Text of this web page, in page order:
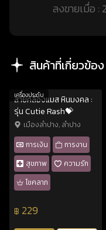
ลงขายเมื่อ
สินค้าที่เกี่ยวข้อง
เครื่องประดับ
สายคล้องแมส หินมงคล :
รุ่น Cutie Rash💝
เมืองลำปาง, ลำปาง
การเงิน
การงาน
สุขภาพ
ความรัก
โชคลาภ
฿ 229